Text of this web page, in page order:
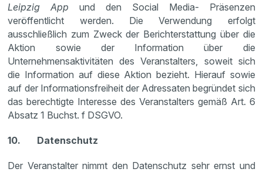
Leipzig App und den Social Media- Präsenzen
veröffentlicht werden. Die Verwendung erfolgt
ausschließlich zum Zweck der Berichterstattung über die
Aktion sowie der Information über die
Unternehmensaktivitäten des Veranstalters, soweit sich
die Information auf diese Aktion bezieht. Hierauf sowie
auf der Informationsfreiheit der Adressaten begründet sich
das berechtigte Interesse des Veranstalters gemäß Art. 6
Absatz 1 Buchst. f DSGVO.
10. Datenschutz
Der Veranstalter nimmt den Datenschutz sehr ernst und